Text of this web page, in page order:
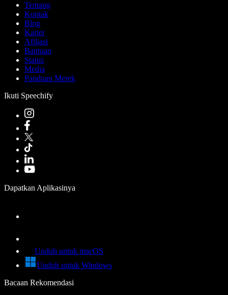
Tentang
Kontak
Blog
Karier
Afiliasi
Bantuan
Status
Media
Panduan Merek
Ikuti Speechify
Dapatkan Aplikasinya
Unduh untuk macOS
Unduh untuk Windows
Bacaan Rekomendasi